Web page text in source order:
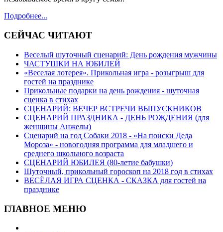
Подробнее...
СЕЙЧАС ЧИТАЮТ
Веселый шуточный сценарий: День рождения мужчины
ЧАСТУШКИ НА ЮБИЛЕЙ
«Веселая лотерея». Прикольная игра - розыгрыш для
гостей на празднике
Прикольные подарки на день рождения - шуточная
сценка в стихах
СЦЕНАРИЙ: ВЕЧЕР ВСТРЕЧИ ВЫПУСКНИКОВ
СЦЕНАРИЙ ПРАЗДНИКА - ДЕНЬ РОЖДЕНИЯ (для
женщины Анжелы)
Сценарий на год Собаки 2018 - «На поиски Деда
Мороза» - новогодняя программа для младшего и
среднего школьного возраста
СЦЕНАРИЙ ЮБИЛЕЯ (80-летие бабушки)
Шуточный, прикольный гороскоп на 2018 год в стихах
ВЕСЁЛАЯ ИГРА СЦЕНКА - СКАЗКА для гостей на
празднике
ГЛАВНОЕ МЕНЮ